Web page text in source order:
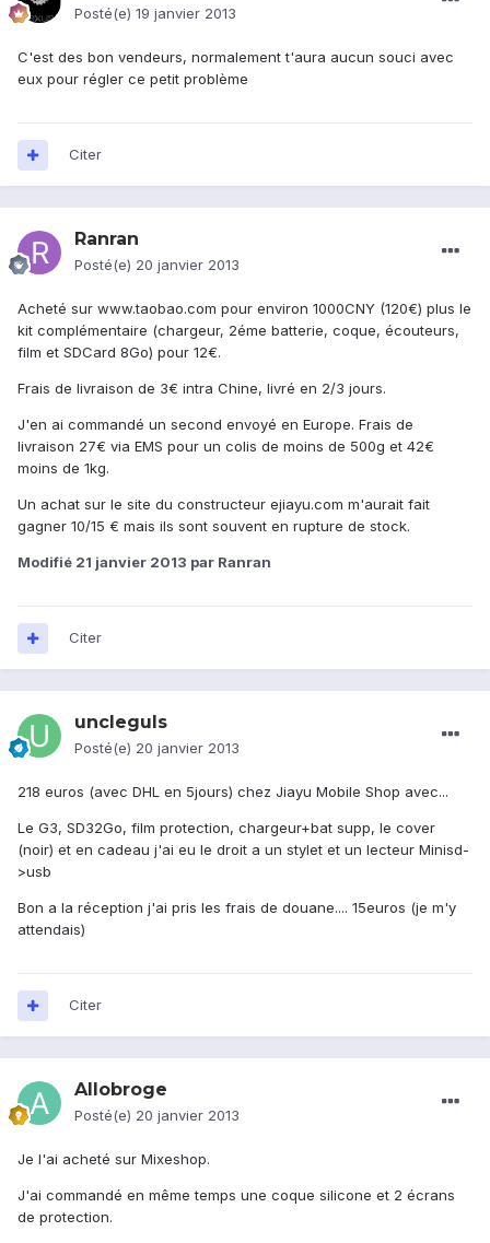
Posté(e) 19 janvier 2013
C'est des bon vendeurs, normalement t'aura aucun souci avec
eux pour régler ce petit problème
Citer
Ranran
Posté(e) 20 janvier 2013
Acheté sur www.taobao.com pour environ 1000CNY (120€) plus le
kit complémentaire (chargeur, 2éme batterie, coque, écouteurs,
film et SDCard 8Go) pour 12€.
Frais de livraison de 3€ intra Chine, livré en 2/3 jours.
J'en ai commandé un second envoyé en Europe. Frais de
livraison 27€ via EMS pour un colis de moins de 500g et 42€
moins de 1kg.
Un achat sur le site du constructeur ejiayu.com m'aurait fait
gagner 10/15 € mais ils sont souvent en rupture de stock.
Modifié 21 janvier 2013 par Ranran
Citer
uncleguls
Posté(e) 20 janvier 2013
218 euros (avec DHL en 5jours) chez Jiayu Mobile Shop avec...
Le G3, SD32Go, film protection, chargeur+bat supp, le cover
(noir) et en cadeau j'ai eu le droit a un stylet et un lecteur Minisd-
>usb
Bon a la réception j'ai pris les frais de douane.... 15euros (je m'y
attendais)
Citer
Allobroge
Posté(e) 20 janvier 2013
Je l'ai acheté sur Mixeshop.
J'ai commandé en même temps une coque silicone et 2 écrans
de protection.